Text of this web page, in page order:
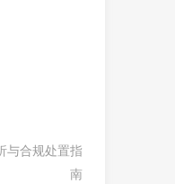
与合规处置指
南